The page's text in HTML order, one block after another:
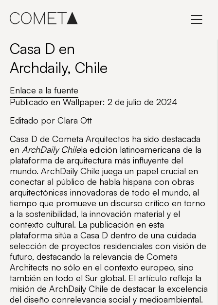
Casa D en
Archdaily, Chile
Enlace a la fuente
Publicado en Wallpaper: 2 de julio de 2024
Editado por Clara Ott
Casa D de Cometa Arquitectos ha sido destacada
en ArchDaily Chilela edición latinoamericana de la
plataforma de arquitectura más influyente del
mundo. ArchDaily Chile juega un papel crucial en
conectar al público de habla hispana con obras
arquitectónicas innovadoras de todo el mundo, al
tiempo que promueve un discurso crítico en torno
a la sostenibilidad, la innovación material y el
contexto cultural. La publicación en esta
plataforma sitúa a Casa D dentro de una cuidada
selección de proyectos residenciales con visión de
futuro, destacando la relevancia de Cometa
Architects no sólo en el contexto europeo, sino
también en todo el Sur global. El artículo refleja la
misión de ArchDaily Chile de destacar la excelencia
del diseño conrelevancia social y medioambiental.